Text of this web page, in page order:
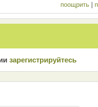
поощрить
зарeгиcтрирyйтeсь